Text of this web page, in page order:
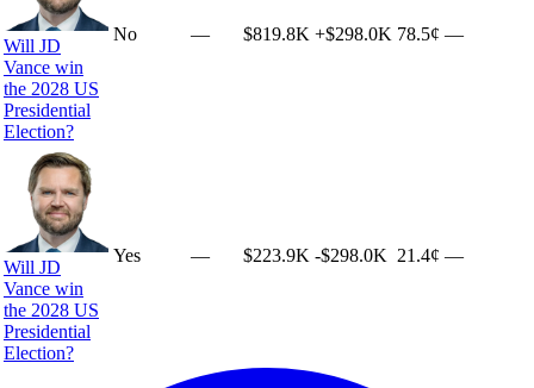
Will JD
Vance win
the 2028 US
Presidential
Election?
No — $819.8K +$298.0K 78.5¢ —
Will JD
Vance win
the 2028 US
Presidential
Election?
Yes — $223.9K -$298.0K 21.4¢ —